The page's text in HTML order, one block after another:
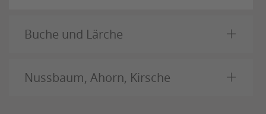
Buche und Lärche
Nussbaum, Ahorn, Kirsche